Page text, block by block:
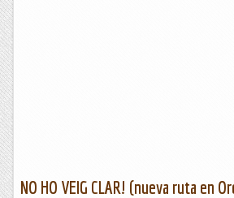
NO HO VEIG CLAR! (nueva ruta en